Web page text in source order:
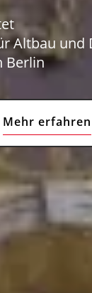
Altbau und
Berlin
Mehr erfahren